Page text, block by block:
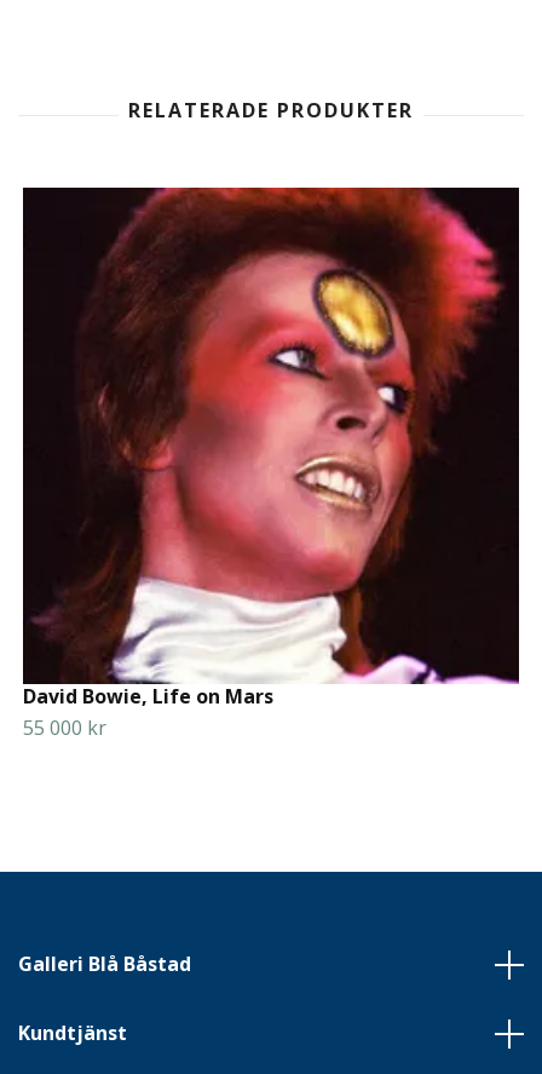
David Bowie, Life on Mars
55 000 kr
Galleri Blå Båstad
Kundtjänst